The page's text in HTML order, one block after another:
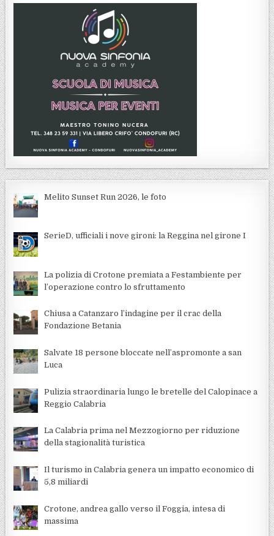
Melito Sunset Run 2026, le foto
SerieD, ufficiali i nove gironi: la Reggina nel girone I
La polizia di Crotone premiata a Festambiente per
l’operazione contro lo sfruttamento
Chiusa a Catanzaro l’indagine per il crac della
Fondazione Betania
Salvate 18 persone bloccate nell’aspromonte a san
Luca
Pulizia straordinaria lungo le bretelle del Calopinace a
Reggio Calabria
La Calabria prima nel Mezzogiorno per riduzione
della stagionalità turistica
Il turismo in Calabria genera un impatto economico di
5,8 miliardi
Crotone, andrea gallo verso il Foggia, intesa di
massima